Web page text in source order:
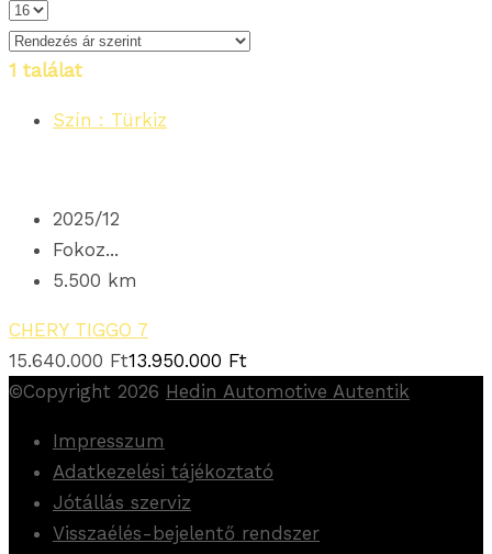
1 találat
Szín : Türkiz
2025/12
Fokoz...
5.500 km
CHERY TIGGO 7
15.640.000 Ft13.950.000 Ft
©Copyright 2026 Hedin Automotive Autentik
Impresszum
Adatkezelési tájékoztató
Jótállás szerviz
Visszaélés-bejelentő rendszer